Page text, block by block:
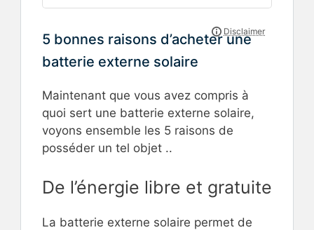
5 bonnes raisons d’acheter une
batterie externe solaire
Maintenant que vous avez compris à
quoi sert une batterie externe solaire,
voyons ensemble les 5 raisons de
posséder un tel objet ..
De l’énergie libre et gratuite
La batterie externe solaire permet de